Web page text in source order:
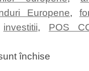
Europene,
investitii, POS
închise